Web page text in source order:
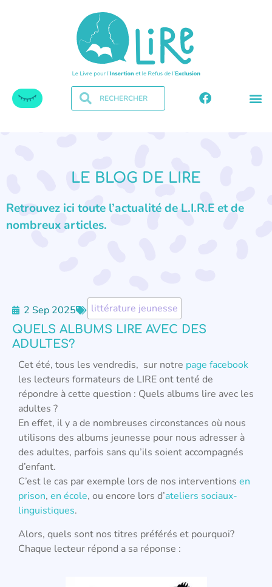
LE BLOG DE LIRE
Retrouvez ici toute l’actualité de L.I.R.E et de
nombreux articles.
2 Sep 2025 littérature jeunesse
QUELS ALBUMS LIRE AVEC DES
ADULTES?
Cet été, tous les vendredis, sur notre page facebook
les lecteurs formateurs de LIRE ont tenté de
répondre à cette question : Quels albums lire avec les
adultes ?
En effet, il y a de nombreuses circonstances où nous
utilisons des albums jeunesse pour nous adresser à
des adultes, parfois sans qu’ils soient accompagnés
d’enfant.
C’est le cas par exemple lors de nos interventions en
prison, en école, ou encore lors d’ateliers sociaux-
linguistiques.
Alors, quels sont nos titres préférés et pourquoi?
Chaque lecteur répond a sa réponse :